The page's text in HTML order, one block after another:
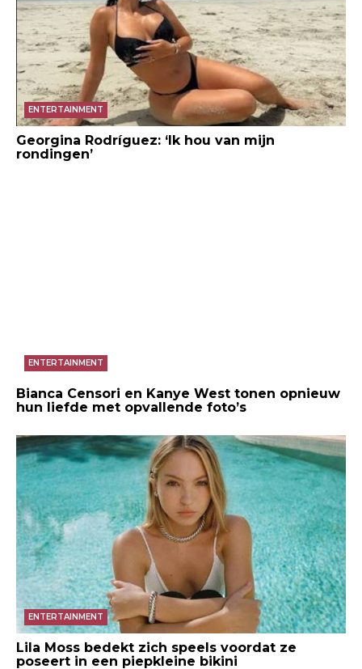
ENTERTAINMENT
Georgina Rodríguez: ‘Ik hou van mijn
rondingen’
ENTERTAINMENT
Bianca Censori en Kanye West tonen opnieuw
hun liefde met opvallende foto’s
ENTERTAINMENT
Lila Moss bedekt zich speels voordat ze
poseert in een piepkleine bikini